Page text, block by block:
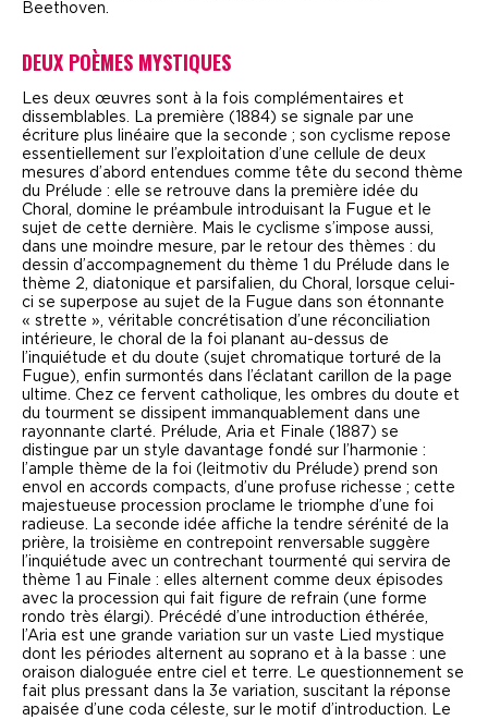
Beethoven.
DEUX POÈMES MYSTIQUES
Les deux œuvres sont à la fois complémentaires et
dissemblables. La première (1884) se signale par une
écriture plus linéaire que la seconde ; son cyclisme repose
essentiellement sur l’exploitation d’une cellule de deux
mesures d’abord entendues comme tête du second thème
du Prélude : elle se retrouve dans la première idée du
Choral , domine le préambule introduisant la Fugue et le
sujet de cette dernière. Mais le cyclisme s’impose aussi,
dans une moindre mesure, par le retour des thèmes : du
dessin d’accompagnement du thème 1 du Prélude dans le
thème 2, diatonique et parsifalien, du Choral , lorsque celui-
ci se superpose au sujet de la Fugue dans son étonnante
« strette », véritable concrétisation d’une réconciliation
intérieure, le choral de la foi planant au-dessus de
l’inquiétude et du doute (sujet chromatique torturé de la
Fugue ), enfin surmontés dans l’éclatant carillon de la page
ultime. Chez ce fervent catholique, les ombres du doute et
du tourment se dissipent immanquablement dans une
rayonnante clarté. Prélude, Aria et Finale (1887) se
distingue par un style davantage fondé sur l’harmonie :
l’ample thème de la foi (leitmotiv du Prélude ) prend son
envol en accords compacts, d’une profuse richesse ; cette
majestueuse procession proclame le triomphe d’une foi
radieuse. La seconde idée affiche la tendre sérénité de la
prière, la troisième en contrepoint renversable suggère
l’inquiétude avec un contrechant tourmenté qui servira de
thème 1 au Finale : elles alternent comme deux épisodes
avec la procession qui fait figure de refrain (une forme
rondo très élargi). Précédé d’une introduction éthérée,
l’Aria est une grande variation sur un vaste Lied mystique
dont les périodes alternent au soprano et à la basse : une
oraison dialoguée entre ciel et terre. Le questionnement se
fait plus pressant dans la 3e variation, suscitant la réponse
apaisée d’une coda céleste, sur le motif d’introduction. Le